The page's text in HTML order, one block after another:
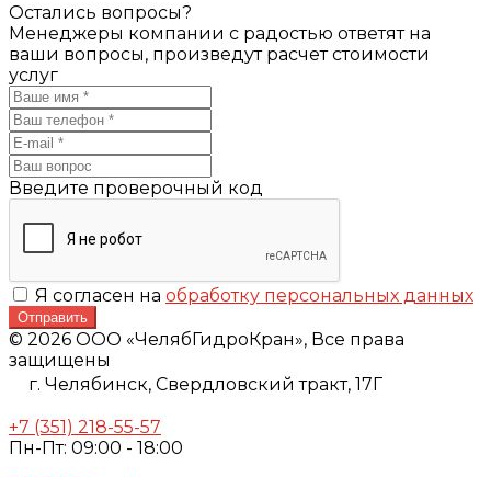
Остались вопросы?
Менеджеры компании с радостью ответят на
ваши вопросы, произведут расчет стоимости
услуг
Введите проверочный код
Я согласен на обработку персональных данных
Отправить
© 2026 ООО «ЧелябГидроКран», Все права
защищены
г. Челябинск, Свердловский тракт, 17Г
+7 (351) 218-55-57
Пн-Пт: 09:00 - 18:00